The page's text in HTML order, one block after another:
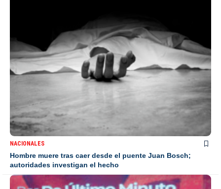
NACIONALES
Hombre muere tras caer desde el puente Juan Bosch;
autoridades investigan el hecho